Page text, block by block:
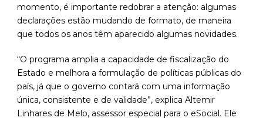
momento, é importante redobrar a atenção: algumas
declarações estão mudando de formato, de maneira
que todos os anos têm aparecido algumas novidades.
“O programa amplia a capacidade de fiscalização do
Estado e melhora a formulação de políticas públicas do
país, já que o governo contará com uma informação
única, consistente e de validade”, explica Altemir
Linhares de Melo, assessor especial para o eSocial. Ele